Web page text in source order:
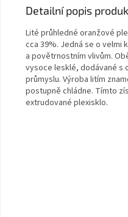
Detailní popis
Lité průhledné oranžové
cca 39%. Jedná se o velmi
a povětrnostním vlivům.
vysoce lesklé, dodávané s
průmyslu. Výroba litím
postupně chládne. Tímto
extrudované plexisklo.